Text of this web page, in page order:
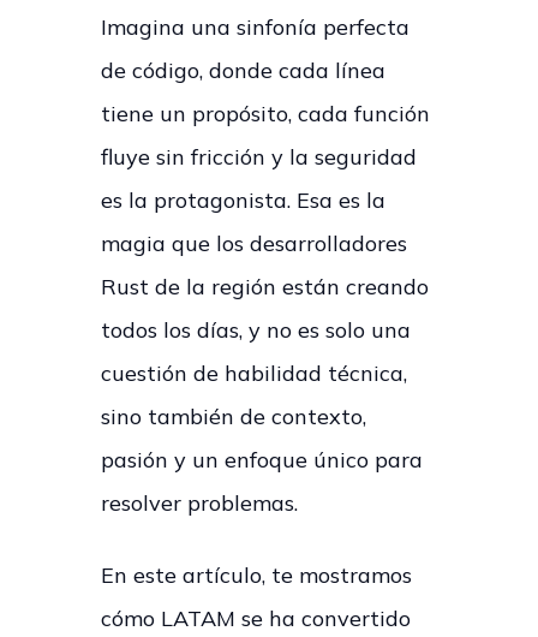
Imagina una sinfonía perfecta
de código, donde cada línea
tiene un propósito, cada función
fluye sin fricción y la seguridad
es la protagonista. Esa es la
magia que los desarrolladores
Rust de la región están creando
todos los días, y no es solo una
cuestión de habilidad técnica,
sino también de contexto,
pasión y un enfoque único para
resolver problemas.
En este artículo, te mostramos
cómo LATAM se ha convertido